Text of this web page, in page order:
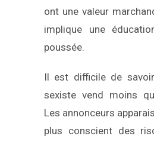
ont une valeur
implique une
poussée.
Il est difficile de
sexiste vend moins
Les annonceurs
plus conscient des